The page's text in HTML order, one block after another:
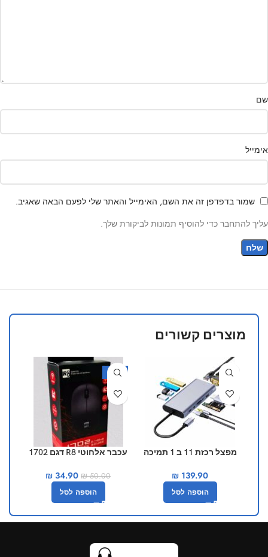
שם
אימייל
שמור בדפדפן זה את השם, האימייל והאתר שלי לפעם הבאה שאגיב.
עליך להתחבר כדי להוסיף תמונות לביקורת שלך.
מוצרים קשורים
מפצל רכזת 11 ב 1 תמיכה
₪ 139.90
הוספה לסל
-30%
עכבר אלחוטי R8 דגם 1702
₪50.00
₪ 34.90
הוספה לסל